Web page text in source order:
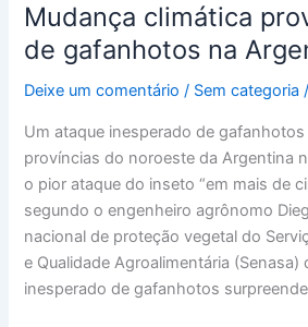
Mudança climática
de gafanhotos na
Deixe um comentário / Sem categoria /
Um ataque inesperado de
províncias do noroeste da Argentina
o pior ataque do inseto “em mais de
segundo o engenheiro agrônomo
nacional de proteção vegetal do
e Qualidade Agroalimentária (Senasa)
inesperado de gafanhotos
Mudança
climática
provoca
ataques
gafanhotos
na
Argentina